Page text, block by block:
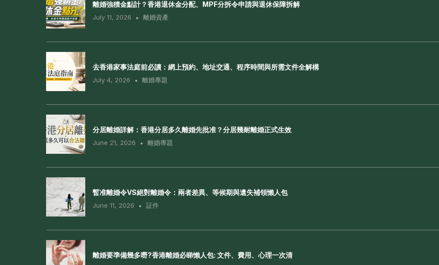
離婚強積金點計？香港退休金分配、MPF分拆令申請與退休保障拆解
July 11, 2026 離婚資產
去香港家事法庭前必讀：網上預約、地址交通、程序時間與所需文件全解構
July 4, 2026 離婚專題
分居離婚詳解：香港分居多久離婚先批准？分居幾耐離婚正式生效
June 21, 2026 離婚專題
暫准離婚令VS絕對離婚令：兩者差異、等候期與遺失補領懶人包
June 11, 2026 証件
離婚要準備幾多嘢?香港離婚必睇懶人包: 文件、費用、心理一次清